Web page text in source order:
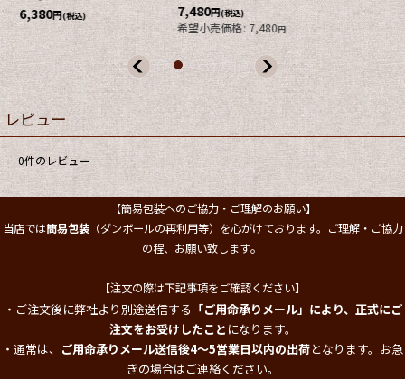
7,480円(税込)
希望小売価格: 7,480
7,260円 (税込)
レビュー
0件のレビュー
【簡易包装へのご協力・ご理解のお願い】
当店では簡易包装（ダンボールの再利用等）を心がけております。ご理解・ご協力
の程、お願い致します。
【注文の際は下記事項をご確認ください】
・ご注文後に弊社より別途送信する 「ご用命承りメール」により、正式にご
注文をお受けしたこと になります。
・通常は、 ご用命承りメール送信後4～5営業日以内の出荷となります。お急
ぎの場合はご連絡ください。